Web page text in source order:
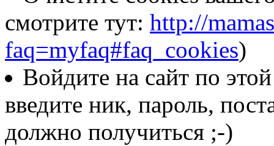
смотрите тут: http://
faq=myfaq#faq_cookies)
Войдите на сайт по
введите ник, пароль,
должно получиться ;-)